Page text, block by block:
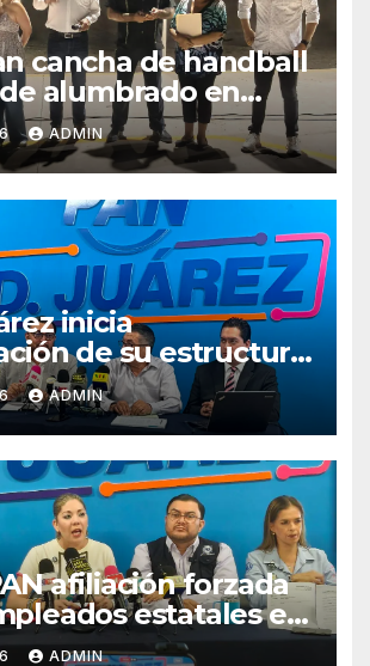
cancha de handball
alumbrado en
Sur y Praderas de
ADMIN
inicia
de su estructura
proceso electoral de
ADMIN
afiliación forzada
estatales en
ADMIN